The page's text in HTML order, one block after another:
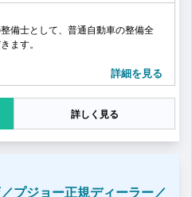
備士として、普通自動車の整備全
ます。
内
詳細を見る
詳しく見る
プジョー正規ディーラー／